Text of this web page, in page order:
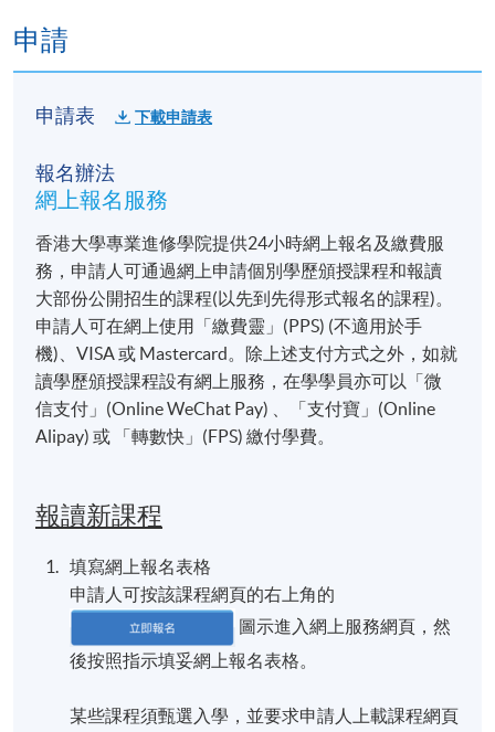
申請
申請表 下載申請表
報名辦法
網上報名服務
香港大學專業進修學院提供24小時網上報名及繳費服
務，申請人可通過網上申請個別學歷頒授課程和報讀
大部份公開招生的課程(以先到先得形式報名的課程)。
申請人可在網上使用「繳費靈」(PPS) (不適用於手
機)、VISA 或 Mastercard。除上述支付方式之外，如就
讀學歷頒授課程設有網上服務，在學學員亦可以「微
信支付」(Online WeChat Pay) 、「支付寶」(Online
Alipay) 或 「轉數快」(FPS) 繳付學費。
報讀新課程
填寫網上報名表格
申請人可按該課程網頁的右上角的
圖示進入網上服務網頁，然
後按照指示填妥網上報名表格。
某些課程須甄選入學，並要求申請人上載課程網頁